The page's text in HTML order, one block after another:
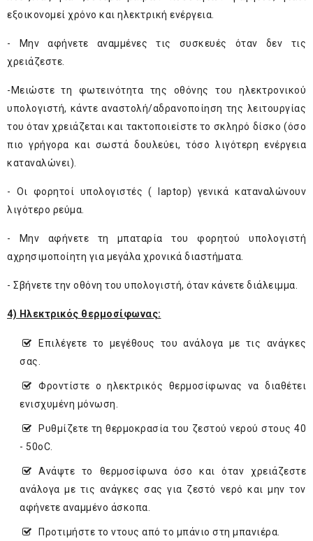
εξοικονομεί χρόνο και ηλεκτρική ενέργεια.
- Μην αφήνετε αναμμένες τις συσκευές όταν δεν τις
χρειάζεστε.
-Μειώστε τη φωτεινότητα της οθόνης του ηλεκτρονικού
υπολογιστή, κάντε αναστολή/αδρανοποίηση της λειτουργίας
του όταν χρειάζεται και τακτοποιείστε το σκληρό δίσκο (όσο
πιο γρήγορα και σωστά δουλεύει, τόσο λιγότερη ενέργεια
καταναλώνει).
- Οι φορητοί υπολογιστές ( laptop) γενικά καταναλώνουν
λιγότερο ρεύμα.
- Μην αφήνετε τη μπαταρία του φορητού υπολογιστή
αχρησιμοποίητη για μεγάλα χρονικά διαστήματα.
- Σβήνετε την οθόνη του υπολογιστή, όταν κάνετε διάλειμμα.
4) Ηλεκτρικός θερμοσίφωνας:
Επιλέγετε το μεγέθους του ανάλογα με τις ανάγκες
σας.
Φροντίστε ο ηλεκτρικός θερμοσίφωνας να διαθέτει
ενισχυμένη μόνωση.
Ρυθμίζετε τη θερμοκρασία του ζεστού νερού στους 40
- 50οC.
Ανάψτε το θερμοσίφωνα όσο και όταν χρειάζεστε
ανάλογα με τις ανάγκες σας για ζεστό νερό και μην τον
αφήνετε αναμμένο άσκοπα.
Προτιμήστε το ντους από το μπάνιο στη μπανιέρα.